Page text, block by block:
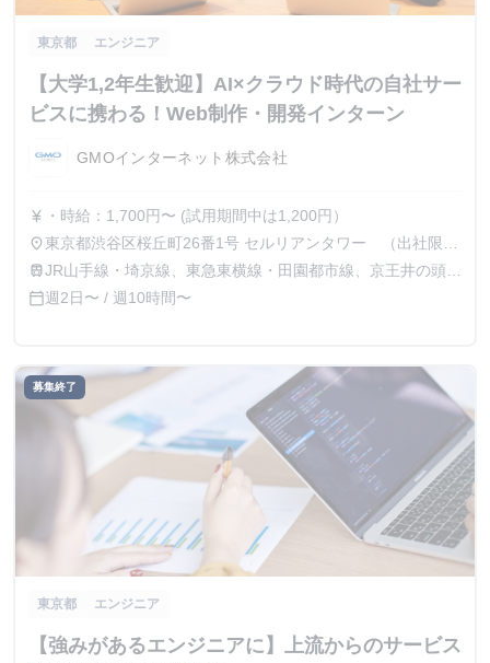
東京都 エンジニア
【大学1,2年生歓迎】AI×クラウド時代の自社サー
ビスに携わる！Web制作・開発インターン
GMOインターネット株式会社
currency_yen ・時給：1,700円〜 (試用期間中は1,200円）
place東京都渋谷区桜丘町26番1号 セルリアンタワー （出社限
定・リモート不可）
trainJR山手線・埼京線、東急東横線・田園都市線、京王井の頭
線、地下鉄銀座線・半蔵門線の渋谷駅より徒歩5分
calendar_today週2日〜 / 週10時間〜
募集終了
東京都 エンジニア
【強みがあるエンジニアに】上流からのサービス